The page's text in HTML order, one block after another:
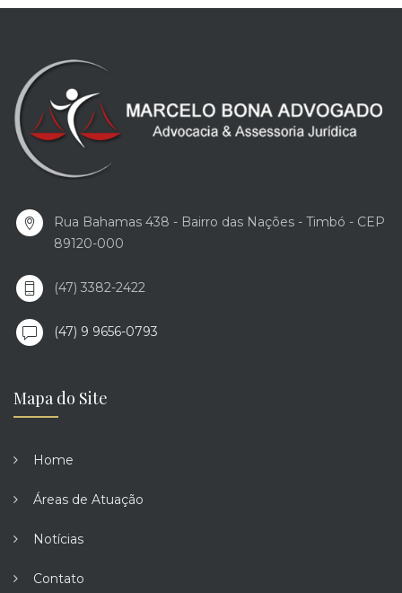
Rua Bahamas 438 - Bairro das Nações - Timbó - CEP
89120-000
(47) 3382-2422
(47) 9 9656-0793
Mapa do Site
Home
Áreas de Atuação
Notícias
Contato